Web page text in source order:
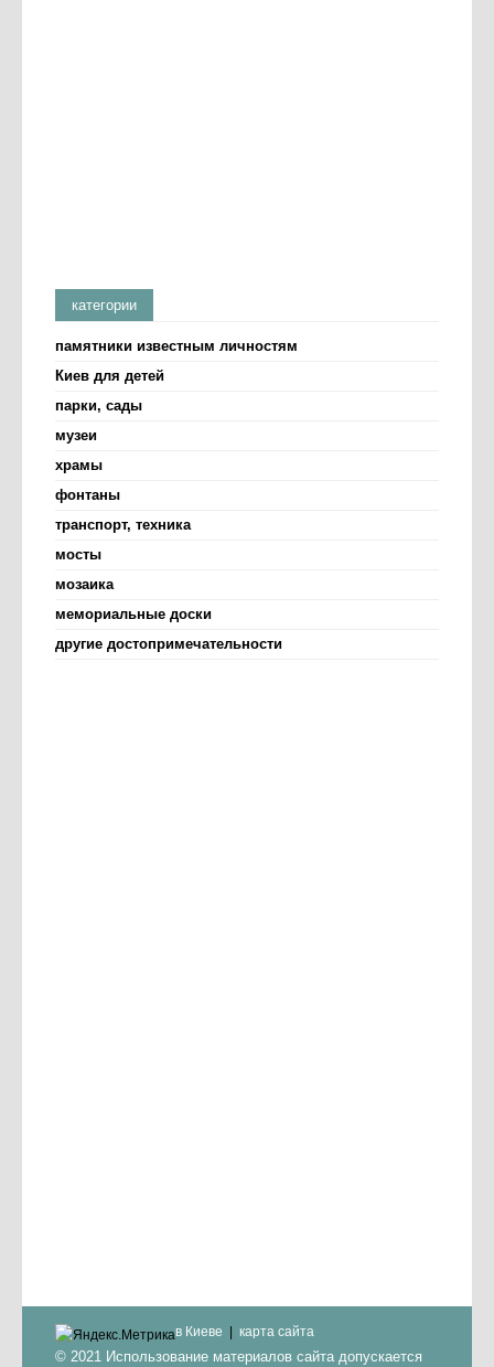
категории
памятники известным личностям
Киев для детей
парки, сады
музеи
храмы
фонтаны
транспорт, техника
мосты
мозаика
мемориальные доски
другие достопримечательности
в Киеве карта сайта
© 2021 Использование материалов сайта допускается